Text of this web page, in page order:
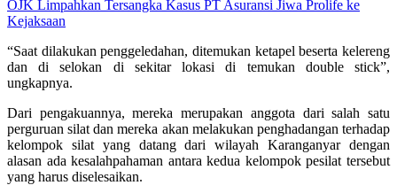
OJK Limpahkan Tersangka Kasus PT Asuransi Jiwa Prolife ke
Kejaksaan
“Saat dilakukan penggeledahan, ditemukan ketapel beserta kelereng
dan di selokan di sekitar lokasi di temukan double stick”,
ungkapnya.
Dari pengakuannya, mereka merupakan anggota dari salah satu
perguruan silat dan mereka akan melakukan penghadangan terhadap
kelompok silat yang datang dari wilayah Karanganyar dengan
alasan ada kesalahpahaman antara kedua kelompok pesilat tersebut
yang harus diselesaikan.